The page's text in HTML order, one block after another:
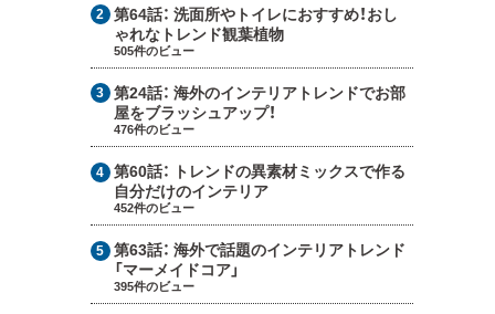
第64話：洗面所やトイレにおすすめ！おし
ゃれなトレンド観葉植物
505件のビュー
第24話：海外のインテリアトレンドでお部
屋をブラッシュアップ！
476件のビュー
第60話： トレンドの異素材ミックスで作る
自分だけのインテリア
452件のビュー
第63話：海外で話題のインテリアトレンド
「マーメイドコア」
395件のビュー